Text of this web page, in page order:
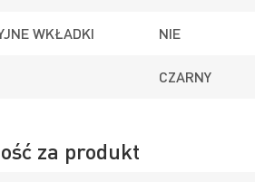
WKŁADKI NIE
CZARNY
za produkt